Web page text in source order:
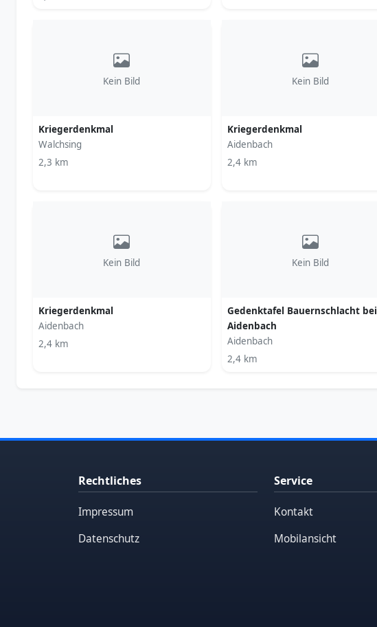
Kein Bild
Kriegerdenkmal
Walchsing
2,3 km
Kein Bild
Kriegerdenkmal
Aidenbach
2,4 km
Kein Bild
Kriegerdenkmal
Aidenbach
2,4 km
Kein Bild
Gedenktafel Bauernschlacht bei
Aidenbach
Aidenbach
2,4 km
Rechtliches
Impressum
Datenschutz
Service
Kontakt
Mobilansicht